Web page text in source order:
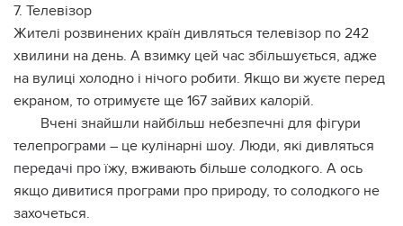
7. Телевізор
Жителі розвинених країн дивляться телевізор по 242
хвилини на день. А взимку цей час збільшується, адже
на вулиці холодно і нічого робити. Якщо ви жуєте перед
екраном, то отримуєте ще 167 зайвих калорій.
Вчені знайшли найбільш небезпечні для фігури
телепрограми – це кулінарні шоу. Люди, які дивляться
передачі про їжу, вживають більше солодкого. А ось
якщо дивитися програми про природу, то солодкого не
захочеться.